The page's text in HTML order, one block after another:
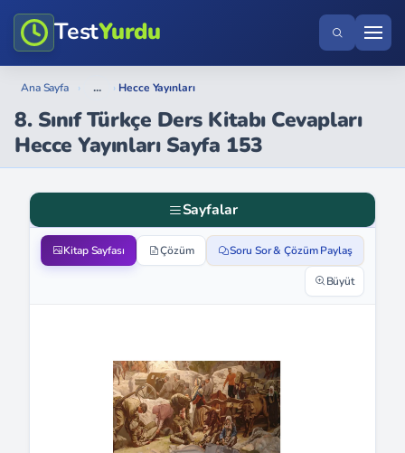
TestYurdu
Ana Sayfa › ... › Hecce Yayınları
8. Sınıf Türkçe Ders Kitabı Cevapları
Hecce Yayınları Sayfa 153
Sayfalar
Kitap Sayfası Çözüm Soru Sor & Çözüm Paylaş
Büyüt